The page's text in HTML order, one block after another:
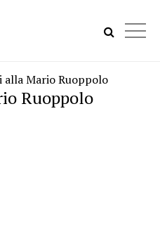
alla Mario Ruoppolo
Ruoppolo